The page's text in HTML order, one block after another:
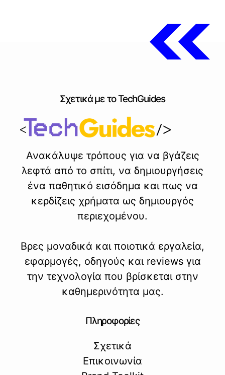
Σχετικά με το TechGuides
Ανακάλυψε τρόπους για να βγάζεις
λεφτά από το σπίτι, να δημιουργήσεις
ένα παθητικό εισόδημα και πως να
κερδίζεις χρήματα ως δημιουργός
περιεχομένου.
Βρες μοναδικά και ποιοτικά εργαλεία,
εφαρμογές, οδηγούς και reviews για
την τεχνολογία που βρίσκεται στην
καθημερινότητα μας.
Πληροφορίες
Σχετικά
Επικοινωνία